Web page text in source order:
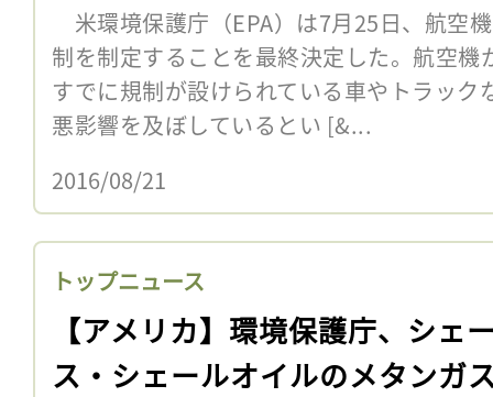
米環境保護庁（EPA）は7月25日、航空
制を制定することを最終決定した。航空
すでに規制が設けられている車やトラック
悪影響を及ぼしているとい [&...
2016/08/21
トップニュース
【アメリカ】環境保護庁、シェ
ス・シェールオイルのメタンガ